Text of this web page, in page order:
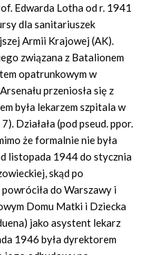
Edwarda Lotha od r. 1941
dla sanitariuszek
Armii Krajowej (AK).
związana z Batalionem
opatrunkowym w
przeniosła się z
była lekarzem szpitala w
Działała (pod pseud. ppor.
że formalnie nie była
listopada 1944 do stycznia
skąd po
do Warszawy i
Domu Matki i Dziecka
jako asystent lekarz
1946 była dyrektorem